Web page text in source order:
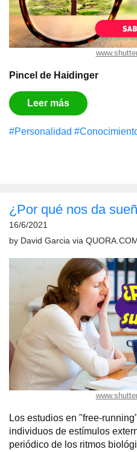
Pincel de Haidinger
Leer más
#Personalidad
¿Por qué nos da
16/6/2021
by David Garcia via QUORA.COM
Los estudios en "free-
individuos de estímulos
periódico de los ritmos